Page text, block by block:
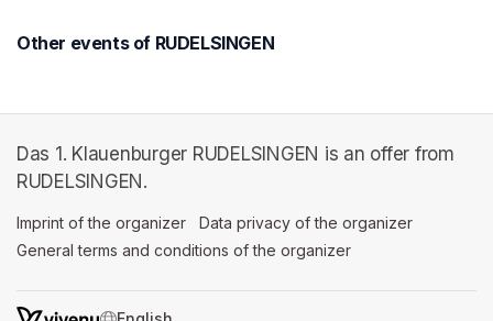
Other events of RUDELSINGEN
Das 1. Klauenburger RUDELSINGEN is an offer from
RUDELSINGEN.
Imprint of the organizer (opens in a new tab)
Data privacy of the organizer
General terms and conditions of the organizer